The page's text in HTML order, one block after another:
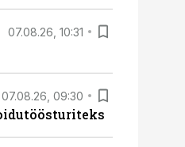
07.08.26, 10:31
07.08.26, 09:30